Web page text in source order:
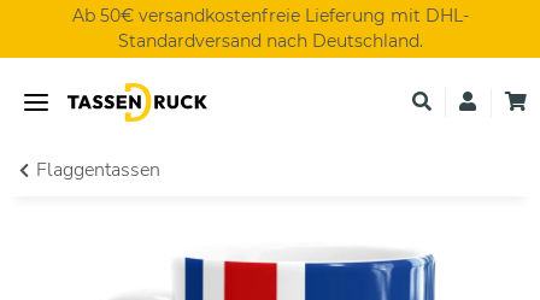
Ab 50€ versandkostenfreie Lieferung mit DHL-
Standardversand nach Deutschland.
Flaggentassen